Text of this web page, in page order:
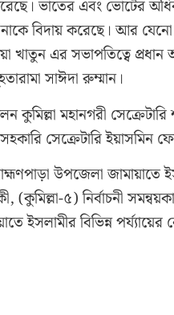
ভাতের এবং ভোটের
বিদায় করেছে। আর
খাতুন এর সভাপতিত্বে
সাঈদা রুম্মান।
কুমিল্লা মহানগরী
সেক্রেটারি ইয়াসমিন
উপজেলা
(কুমিল্লা-৫) নির্বাচনী
ইসলামীর বিভিন্ন পর্য্যায়ের